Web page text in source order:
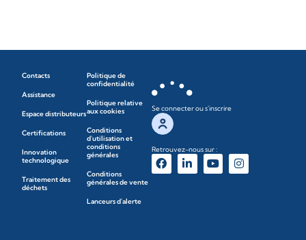
Contacts
Assistance
Espace distributeurs
Certifications
Innovation
technologique
Traitement des
déchets
Politique de
confidentialité
Politique relative
aux cookies
Conditions
d'utilisation et
conditions
générales
Conditions
générales de vente
Lanceurs d'alerte
Se connecter ou s'inscrire
Retrouvez-nous sur :